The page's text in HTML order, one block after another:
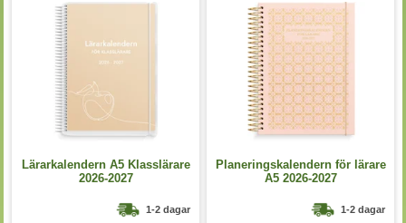
Lärarkalendern A5 Klasslärare
2026-2027
1-2 dagar
Planeringskalendern för lärare
A5 2026-2027
1-2 dagar